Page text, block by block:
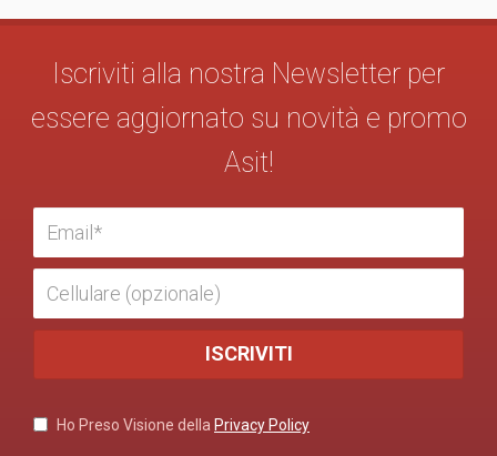
Iscriviti alla nostra Newsletter per
essere aggiornato su novità e promo
Asit!
Ho Preso Visione della Privacy Policy